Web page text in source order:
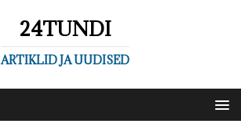
24TUNDI
ARTIKLID JA UUDISED